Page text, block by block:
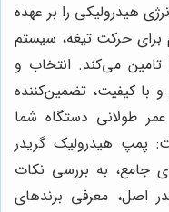
هیدرولیکی را بر عهده
برای حرکت تیغه، سیستم
تامین می‌کند. انتخاب و
کیفیت، تضمین‌کننده
طولانی دستگاه شما
پمپ هیدرولیک گریدر
جامع، به بررسی نکات
اصل، معرفی برندهای